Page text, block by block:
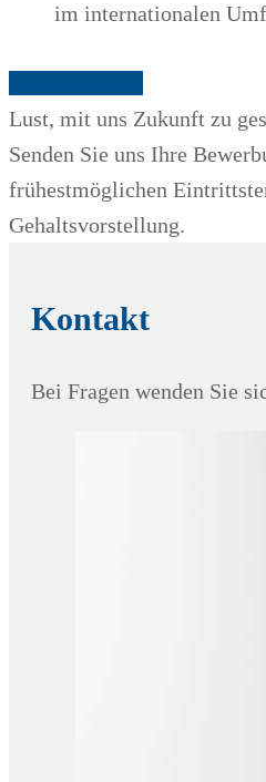
im internationalen
Lust, mit uns Zukunft zu
Senden Sie uns Ihre
frühestmöglichen
Gehaltsvorstellung.
Kontakt
Bei Fragen wenden Sie